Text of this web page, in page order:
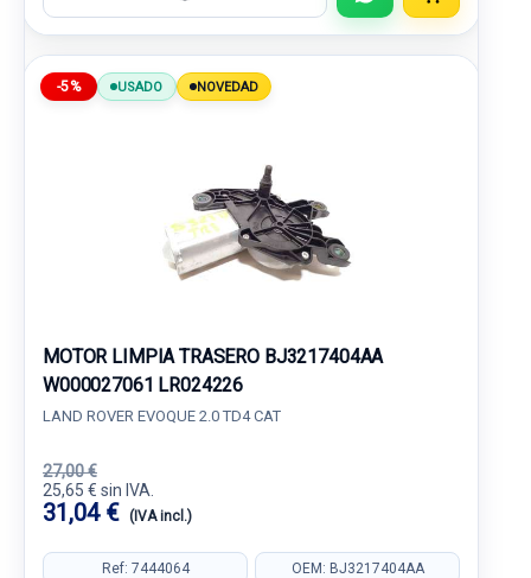
-5% USADO NOVEDAD
MOTOR LIMPIA TRASERO BJ3217404AA
W000027061 LR024226
LAND ROVER EVOQUE 2.0 TD4 CAT
27,00 €
25,65 € sin IVA.
31,04 € (IVA incl.)
Ref: 7444064 OEM: BJ3217404AA